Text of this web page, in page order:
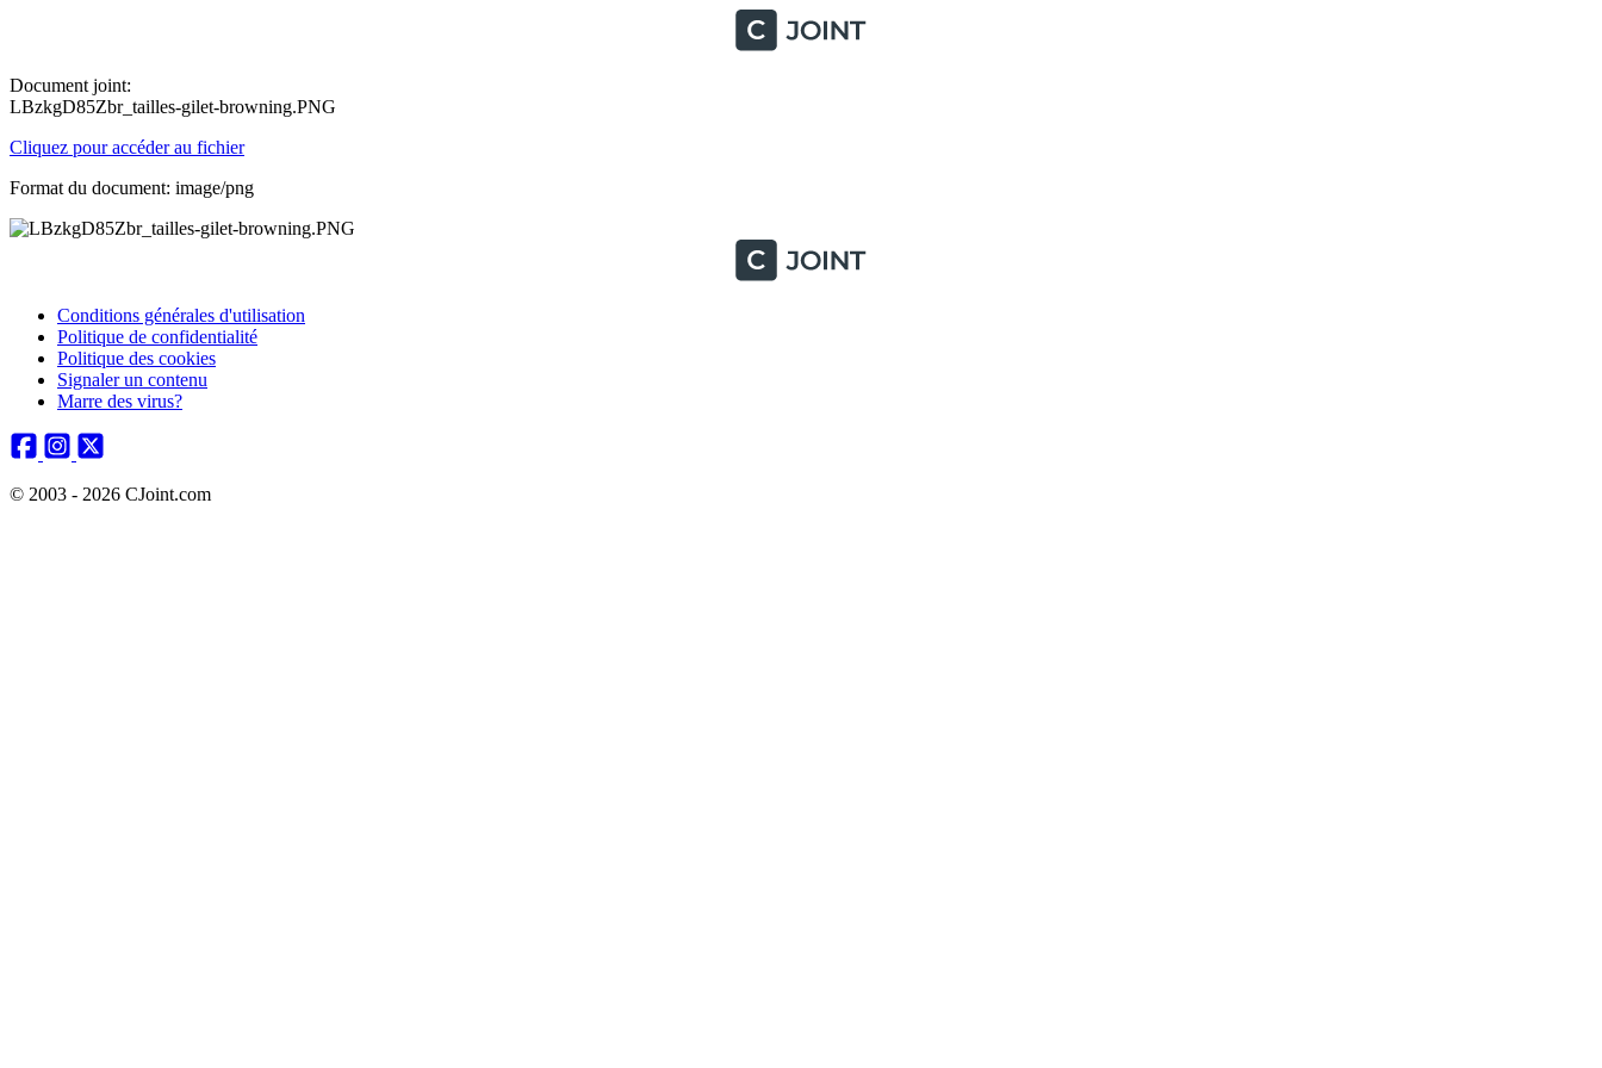
Document joint:
LBzkgD85Zbr_tailles-gilet-browning.PNG
Cliquez pour accéder au fichier
Format du document: image/png
Conditions générales d'utilisation
Politique de confidentialité
Politique des cookies
Signaler un contenu
Marre des virus?
© 2003 - 2026 CJoint.com